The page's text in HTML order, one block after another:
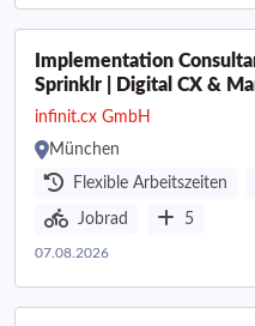
Implementation
Sprinklr | Digital CX &
Technology
infinit.cx GmbH
München
Flexible Arbeitszeiten
Jobrad 5
07.08.2026